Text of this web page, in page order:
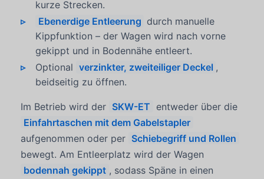
kurze Strecken.
Ebenerdige Entleerung durch manuelle
Kippfunktion – der Wagen wird nach vorne
gekippt und in Bodennähe entleert.
Optional verzinkter, zweiteiliger Deckel ,
beidseitig zu öffnen.
Im Betrieb wird der SKW-ET entweder über die
Einfahrtaschen mit dem Gabelstapler
aufgenommen oder per Schiebegriff und Rollen
bewegt. Am Entleerplatz wird der Wagen
bodennah gekippt , sodass Späne in einen